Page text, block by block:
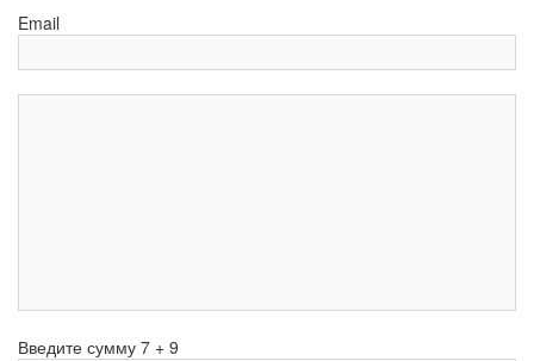
Email
Введите сумму 7 + 9